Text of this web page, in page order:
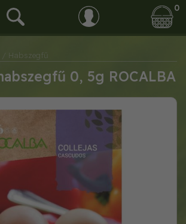
0
/ Habszegfű
0, 5g ROCALBA